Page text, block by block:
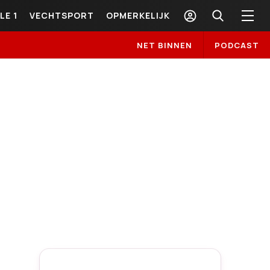
1 VECHTSPORT OPMERKELIJK
NET BINNEN PODCAST